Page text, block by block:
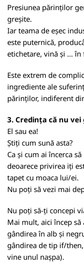
Presiunea părinților
greșite.
Iar teama de eșec
este puternică,
etichetare, vină și ...
Este extrem de
ingrediente ale
părinților, indiferent
3. Credința că nu vei
El sau ea!
Știți cum sună asta?
Ca și cum ai încerca
deoarece privirea iți
tapet cu moaca lui/ei.
Nu poți să vezi mai
Nu poți să-ți concepi
Mai mult, aici încep
gândirea în alb și
gândirea de tip if/
vine unul nașpa).